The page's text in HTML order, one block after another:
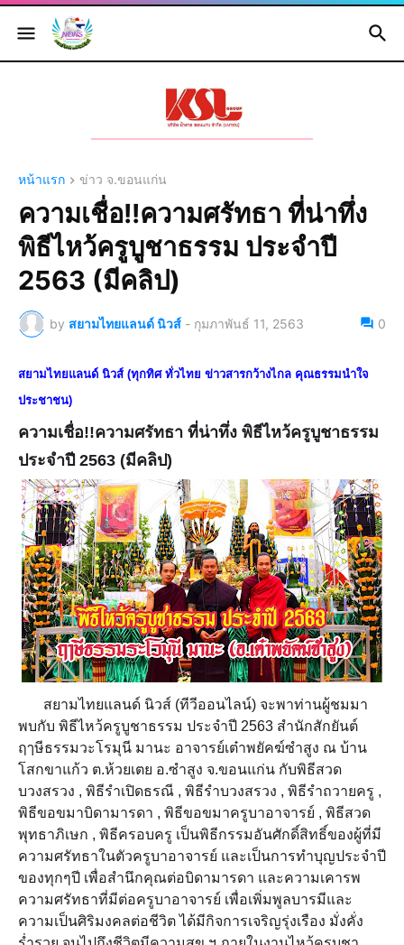
หน้าแรก ข่าว จ.ขอนแก่น
ความเชื่อ!!ความศรัทธา ที่น่าทึ่ง
พิธีไหว้ครูบูชาธรรม ประจำปี
2563 (มีคลิป)
by สยามไทยแลนด์ นิวส์ - กุมภาพันธ์ 11, 2563 0
สยามไทยแลนด์ นิวส์ (ทุกทิศ ทั่วไทย ข่าวสารกว้างไกล คุณธรรมนำใจ
ประชาชน)
ความเชื่อ!!ความศรัทธา ที่น่าทึ่ง พิธีไหว้ครูบูชาธรรม
ประจำปี 2563 (มีคลิป)
สยามไทยแลนด์ นิวส์ (ทีวีออนไลน์) จะพาท่านผู้ชมมา
พบกับ พิธีไหว้ครูบูชาธรรม ประจำปี 2563 สำนักสักยันต์
ฤๅษีธรรมวะโรมุนี มานะ อาจารย์เต๋าพยัคฆ์ซำสูง ณ บ้าน
โสกขาแก้ว ต.ห้วยเตย อ.ซำสูง จ.ขอนแก่น กับพิธีสวด
บวงสรวง , พิธีรำเปิดธรณี , พิธีรำบวงสรวง , พิธีรำถวายครู ,
พิธีขอขมาบิดามารดา , พิธีขอขมาครูบาอาจารย์ , พิธีสวด
พุทธาภิเษก , พิธีครอบครู เป็นพิธีกรรมอันศักดิ์สิทธิ์ของผู้ที่มี
ความศรัทธาในตัวครูบาอาจารย์ และเป็นการทำบุญประจำปี
ของทุกๆปี เพื่อสำนึกคุณต่อบิดามารดา และความเคารพ
ความศรัทธาที่มีต่อครูบาอาจารย์ เพื่อเพิ่มพูลบารมีและ
ความเป็นศิริมงคลต่อชีวิต ได้มีกิจการเจริญรุ่งเรือง มั่งคั่ง